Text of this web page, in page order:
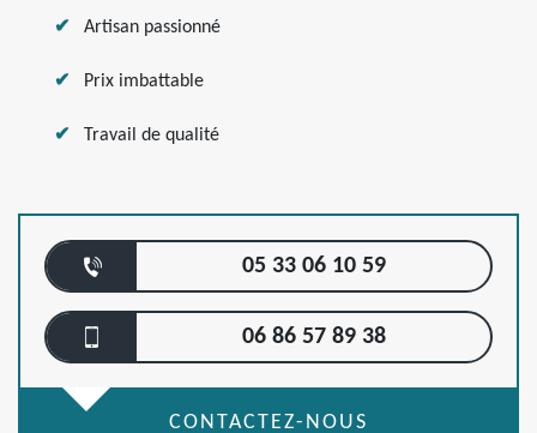
Artisan passionné
Prix imbattable
Travail de qualité
05 33 06 10 59
06 86 57 89 38
CONTACTEZ-NOUS